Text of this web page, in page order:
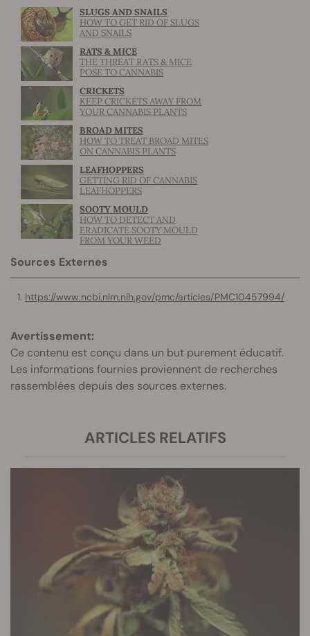
SLUGS AND SNAILS
HOW TO GET RID OF SLUGS
AND SNAILS
RATS & MICE
THE THREAT RATS & MICE
POSE TO CANNABIS
CRICKETS
KEEP CRICKETS AWAY FROM
YOUR CANNABIS PLANTS
BROAD MITES
HOW TO TREAT BROAD MITES
ON CANNABIS PLANTS
LEAFHOPPERS
GETTING RID OF CANNABIS
LEAFHOPPERS
SOOTY MOULD
HOW TO DETECT AND
ERADICATE SOOTY MOULD
FROM YOUR WEED
Sources Externes
https://www.ncbi.nlm.nih.gov/pmc/articles/PMC10457994/
Avertissement:
Ce contenu est conçu dans un but purement éducatif.
Les informations fournies proviennent de recherches
rassemblées depuis des sources externes.
ARTICLES RELATIFS